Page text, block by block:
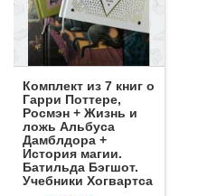
Комплект из 7 книг о
Гарри Поттере,
Росмэн + Жизнь и
ложь Альбуса
Дамблдора +
История магии.
Батильда Бэгшот.
Учебники Хогвартса